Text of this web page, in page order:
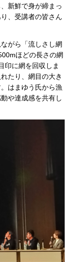
新鮮で身が締まっ
、受講者の皆さん
がら「流しさし網
ほどの長さの網
印に網を回収しま
たり、網目の大き
はまゆう氏から漁
や達成感を共有し